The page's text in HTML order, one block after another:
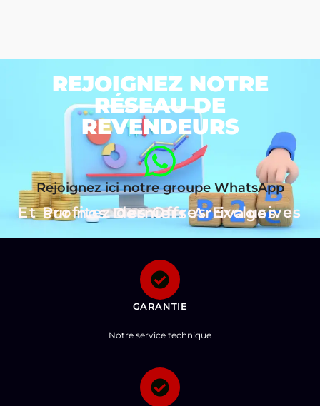
REJOIGNEZ NOTRE
RÉSEAU DE
REVENDEURS
Rejoignez ici notre groupe WhatsApp
Et Profitez des Offres Exclusives sur nos Derniers Arrivages
GARANTIE
Notre service technique